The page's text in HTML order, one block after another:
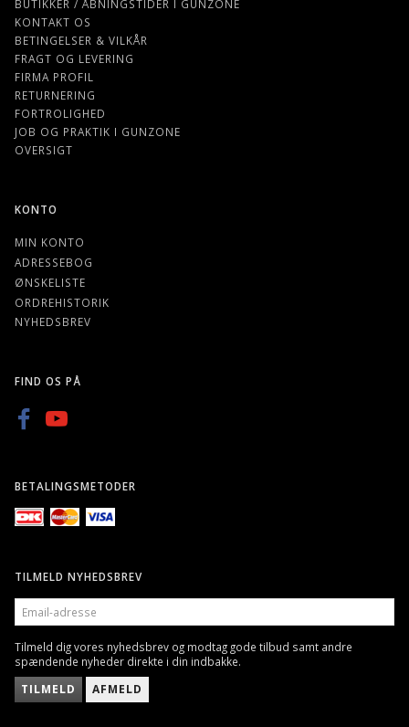
BUTIKKER / ÅBNINGSTIDER I GUNZONE
KONTAKT OS
BETINGELSER & VILKÅR
FRAGT OG LEVERING
FIRMA PROFIL
RETURNERING
FORTROLIGHED
JOB OG PRAKTIK I GUNZONE
OVERSIGT
KONTO
MIN KONTO
ADRESSEBOG
ØNSKELISTE
ORDREHISTORIK
NYHEDSBREV
FIND OS PÅ
BETALINGSMETODER
TILMELD NYHEDSBREV
EMAIL-
ADRESSE
Tilmeld dig vores nyhedsbrev og modtag gode tilbud samt andre
spændende nyheder direkte i din indbakke.
TILMELD AFMELD